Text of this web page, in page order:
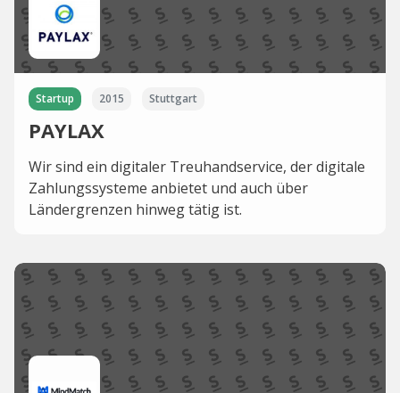
Startup 2015 Stuttgart
PAYLAX
Wir sind ein digitaler Treuhandservice, der digitale
Zahlungssysteme anbietet und auch über
Ländergrenzen hinweg tätig ist.